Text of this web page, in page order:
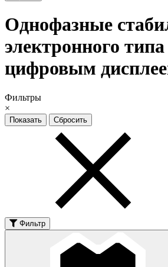
Однофазные
электронного типа
цифровым
Фильтры
×
Фильтр